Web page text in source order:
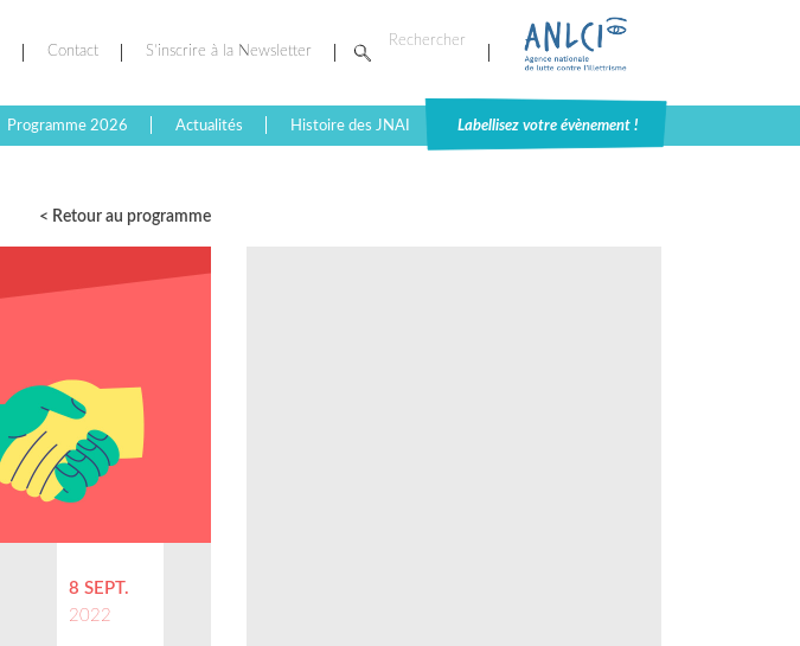
Contact S’inscrire à la Newsletter
Programme 2026 Actualités Histoire des JNAI Labellisez votre évènement !
< Retour au programme
8 SEPT.
2022